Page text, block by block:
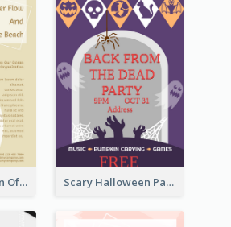
Ocean Protection Of The Beach Flyer Scary Halloween Party Flyer